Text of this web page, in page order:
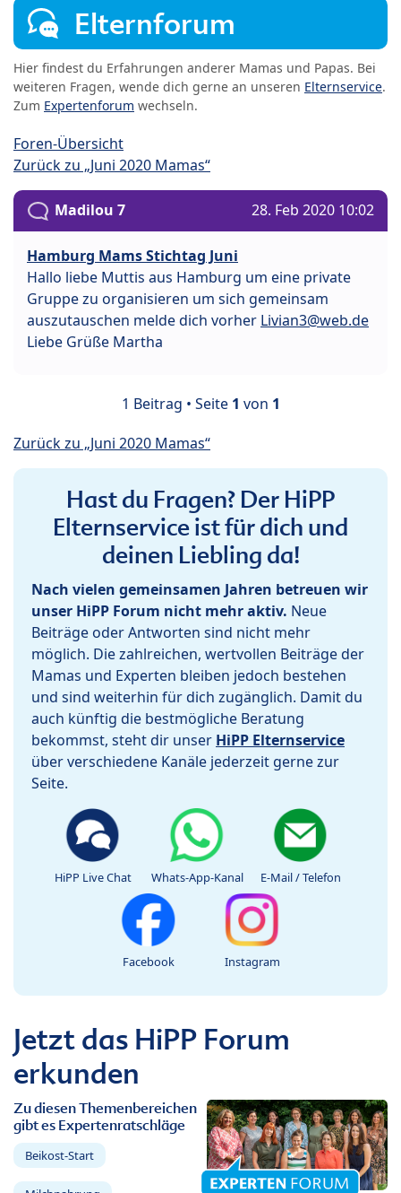
Elternforum
Hier findest du Erfahrungen anderer Mamas und Papas. Bei
weiteren Fragen, wende dich gerne an unseren Elternservice.
Zum Expertenforum wechseln.
Foren-Übersicht
Zurück zu „Juni 2020 Mamas“
Madilou 7 28. Feb 2020 10:02
Hamburg Mams Stichtag Juni
Hallo liebe Muttis aus Hamburg um eine private
Gruppe zu organisieren um sich gemeinsam
auszutauschen melde dich vorher Livian3@web.de
Liebe Grüße Martha
1 Beitrag • Seite 1 von 1
Zurück zu „Juni 2020 Mamas“
Hast du Fragen? Der HiPP
Elternservice ist für dich und
deinen Liebling da!
Nach vielen gemeinsamen Jahren betreuen wir
unser HiPP Forum nicht mehr aktiv. Neue
Beiträge oder Antworten sind nicht mehr
möglich. Die zahlreichen, wertvollen Beiträge der
Mamas und Experten bleiben jedoch bestehen
und sind weiterhin für dich zugänglich. Damit du
auch künftig die bestmögliche Beratung
bekommst, steht dir unser HiPP Elternservice
über verschiedene Kanäle jederzeit gerne zur
Seite.
HiPP Live Chat Whats-App-Kanal E-Mail / Telefon
Facebook Instagram
Jetzt das HiPP Forum
erkunden
Zu diesen Themenbereichen
gibt es Expertenratschläge
Beikost-Start